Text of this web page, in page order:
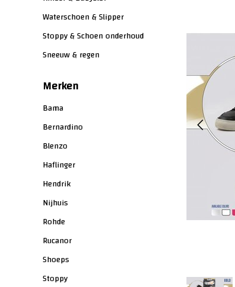
Waterschoen & Slipper
Stoppy & Schoen onderhoud
Sneeuw & regen
Merken
Bama
Bernardino
Blenzo
Haflinger
Hendrik
Nijhuis
Rohde
Rucanor
Shoeps
Stoppy